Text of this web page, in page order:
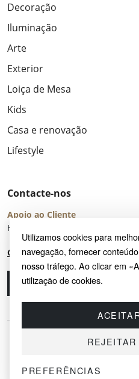
Utilizamos cookies para
navegação, fornecer
nosso tráfego. Ao clicar em
utilização de cookies.
REJEITAR
PREFERÊNCIAS
Decoração
Iluminação
Arte
Exterior
Loiça de Mesa
Kids
Casa e renovação
Lifestyle
Contacte-nos
Apoio ao Cliente
Horário de Atendimento: seg –
Centro de Ajuda
Ligue-nos
© 2026 SAYRUG OÜ · KESKLINNA